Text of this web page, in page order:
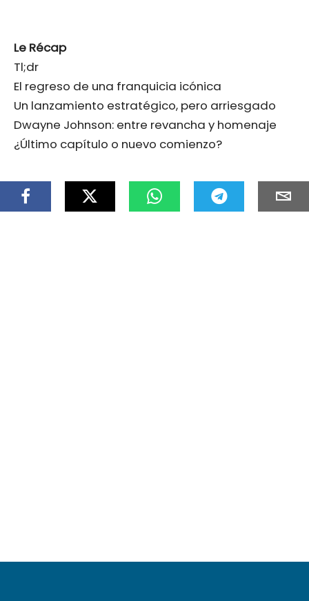
Le Récap
Tl;dr
El regreso de una franquicia icónica
Un lanzamiento estratégico, pero arriesgado
Dwayne Johnson: entre revancha y homenaje
¿Último capítulo o nuevo comienzo?